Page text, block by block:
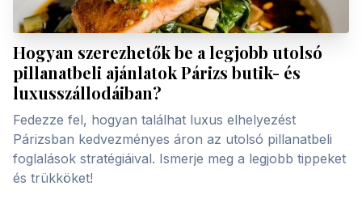
Hogyan szerezhetők be a legjobb utolsó
pillanatbeli ajánlatok Párizs butik- és
luxusszállodáiban?
Fedezze fel, hogyan találhat luxus elhelyezést
Párizsban kedvezményes áron az utolsó pillanatbeli
foglalások stratégiáival. Ismerje meg a legjobb tippeket
és trükköket!